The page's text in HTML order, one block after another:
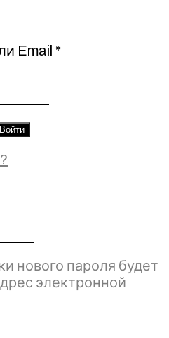
Email *Обязательно
Войти
нового пароля будет
электронной